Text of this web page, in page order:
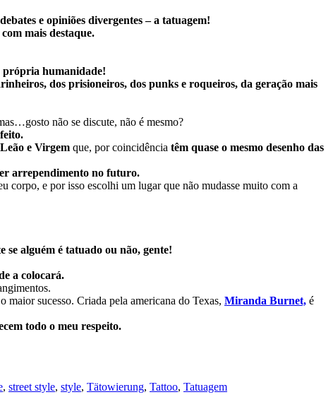
e opiniões divergentes – a tatuagem!
mais destaque.
própria humanidade!
dos prisioneiros, dos punks e roqueiros, da geração mais
não se discute, não é mesmo?
Leão e Virgem que, por coincidência têm quase o mesmo desenho das
arrependimento no futuro.
corpo, e por isso escolhi um lugar que não mudasse muito com a
alguém é tatuado ou não, gente!
a colocará.
maior sucesso. Criada pela americana do Texas, Miranda Burnet, é
todo o meu respeito.
, street style, style, Tätowierung, Tattoo, Tatuagem